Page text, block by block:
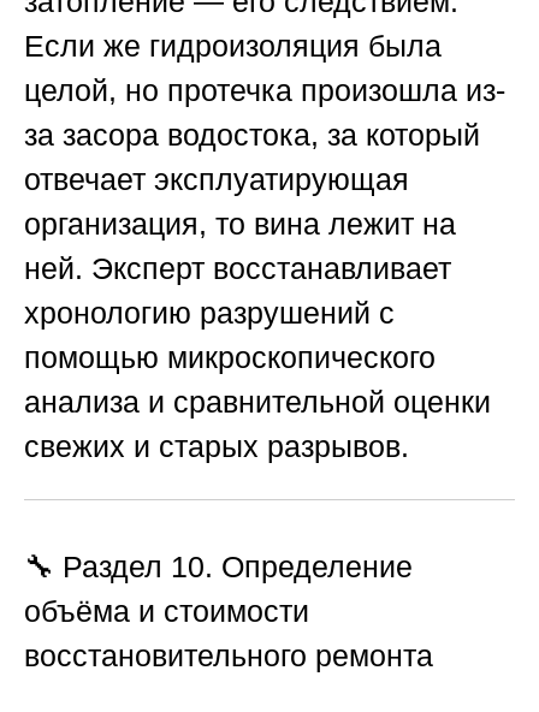
Если же гидроизоляция была
целой, но протечка произошла из-
за засора водостока, за который
отвечает эксплуатирующая
организация, то вина лежит на
ней. Эксперт восстанавливает
хронологию разрушений с
помощью микроскопического
анализа и сравнительной оценки
свежих и старых разрывов.
🔧 Раздел 10. Определение
объёма и стоимости
восстановительного ремонта